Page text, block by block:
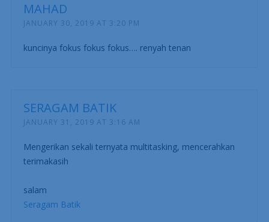
MAHAD
JANUARY 30, 2019 AT 3:20 PM
kuncinya fokus fokus fokus…. renyah tenan
SERAGAM BATIK
JANUARY 31, 2019 AT 3:16 AM
Mengerikan sekali ternyata multitasking, mencerahkan
terimakasih
salam
Seragam Batik